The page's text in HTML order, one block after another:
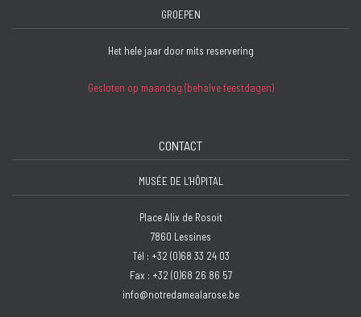
GROEPEN
Het hele jaar door mits reservering
Gesloten op maandag (behalve feestdagen)
CONTACT
MUSÉE DE L'HÔPITAL
Place Alix de Rosoit
7860 Lessines
Tél : +32 (0)68 33 24 03
Fax : +32 (0)68 26 86 57
info@notredamealarose.be